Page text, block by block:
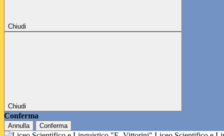
Chiudi
Chiudi
Conferma
Annulla Conferma